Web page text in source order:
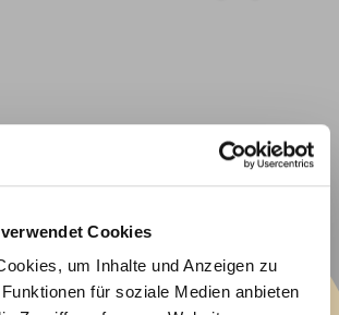
Cookies
um Inhalte und Anzeigen zu
für soziale Medien anbieten